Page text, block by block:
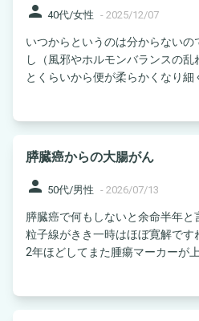
person 40代/女性 - 2025/12/07
いつからというのは分からない
し（風邪やホルモンバランスの
とくらいから便が柔らかくなり細
膵臓癌からの大腸がん
person 50代/男性 - 2026/07/13
膵臓癌で何もしないと余命半年
粒子線がきき一時はほぼ寛解です
2年ほどしてまた腫瘍マーカーが上